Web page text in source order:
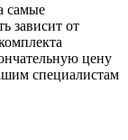
самые
зависит от
цену
специалистам